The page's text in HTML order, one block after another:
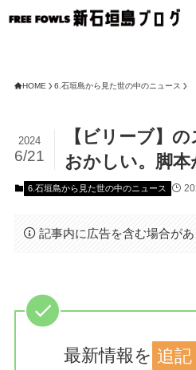
HOME 6.石垣島から見た世の中のニュース
【ビリーブ】
おかしい。脚本
2024
6/21
6.石垣島から見た世の中のニュース
記事内に広告を含む場合があ
最新情報を 追記